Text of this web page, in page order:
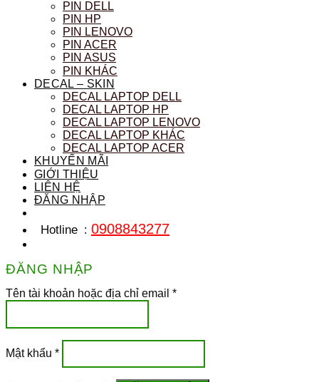
PIN DELL
PIN HP
PIN LENOVO
PIN ACER
PIN ASUS
PIN KHÁC
DECAL – SKIN
DECAL LAPTOP DELL
DECAL LAPTOP HP
DECAL LAPTOP LENOVO
DECAL LAPTOP KHÁC
DECAL LAPTOP ACER
KHUYẾN MÃI
GIỚI THIỆU
LIÊN HỆ
ĐĂNG NHẬP
Hotline : 0908843277
ĐĂNG NHẬP
Tên tài khoản hoặc địa chỉ email *
Mật khẩu *